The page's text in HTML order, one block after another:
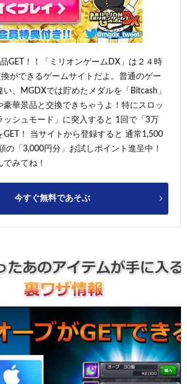
GET！！「ミリオンゲームDX」は２４時
ができるゲームサイトだよ。普通のゲー
い、MGDXでは貯めたメダルを「Bitcash」
豪華景品と交換できちゃうよ！特にスロッ
ッシュモード」に突入すると 1回で「3万
GET！ 当サイトから登録すると 通常1,500
の「3,000円分」お試しポイント進呈中！
みてね！
今すぐ無料であそぶ